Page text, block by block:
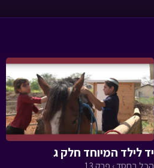
יד לילד המיוחד חלק ג